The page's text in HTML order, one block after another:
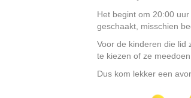
Het begint om 20:00
geschaakt, misschien
Voor de kinderen die lid
te kiezen of ze
Dus kom lekker een